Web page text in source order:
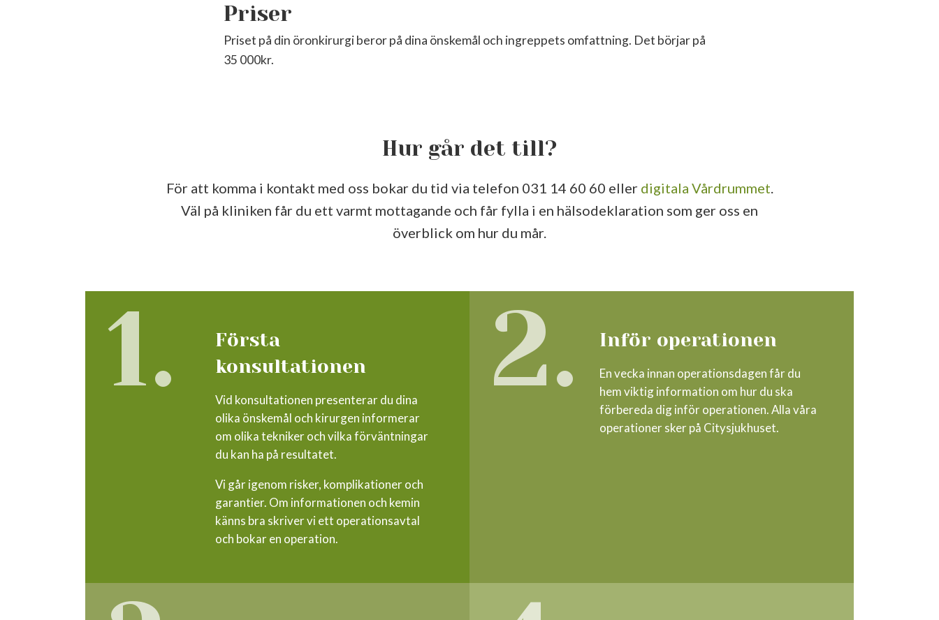
Priser
Priset på din öronkirurgi beror på dina önskemål och ingreppets omfattning. Det börjar på
35 000kr.
Hur går det till?
För att komma i kontakt med oss bokar du tid via telefon 031 14 60 60 eller digitala Vårdrummet.
Väl på kliniken får du ett varmt mottagande och får fylla i en hälsodeklaration som ger oss en
överblick om hur du mår.
1.
Första
konsultationen
Vid konsultationen presenterar du dina
olika önskemål och kirurgen informerar
om olika tekniker och vilka förväntningar
du kan ha på resultatet.
Vi går igenom risker, komplikationer och
garantier. Om informationen och kemin
känns bra skriver vi ett operationsavtal
och bokar en operation.
2. Inför operationen
En vecka innan operationsdagen får du
hem viktig information om hur du ska
förbereda dig inför operationen. Alla våra
operationer sker på Citysjukhuset.